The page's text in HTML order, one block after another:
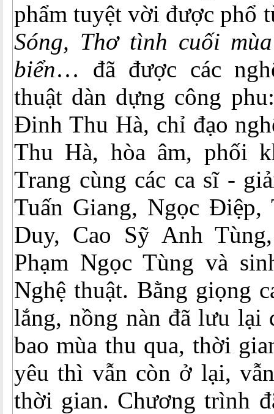
phẩm tuyệt vời được phổ
Sóng, Thơ tình cuối
biển… đã được các
thuật dàn dựng công
Đinh Thu Hà, chỉ đạo
Thu Hà, hòa âm, phối
Trang cùng các ca sĩ -
Tuấn Giang, Ngọc Điệp,
Duy, Cao Sỹ Anh
Phạm Ngọc Tùng và
Nghệ thuật. Bằng giọng
lắng, nồng nàn đã lưu lại
bao mùa thu qua, thời
yêu thì vẫn còn ở lại,
thời gian. Chương trình